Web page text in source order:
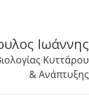
Ιωάννης
Κυττάρου
& Ανάπτυξης